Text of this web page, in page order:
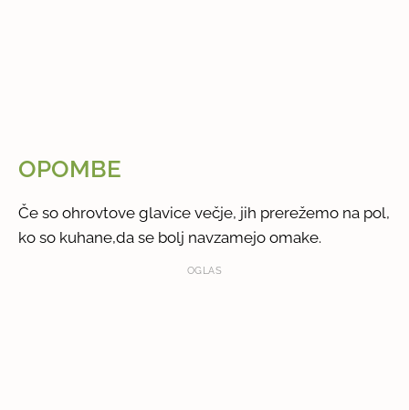
OPOMBE
Če so ohrovtove glavice večje, jih prerežemo na pol,
ko so kuhane,da se bolj navzamejo omake.
OGLAS